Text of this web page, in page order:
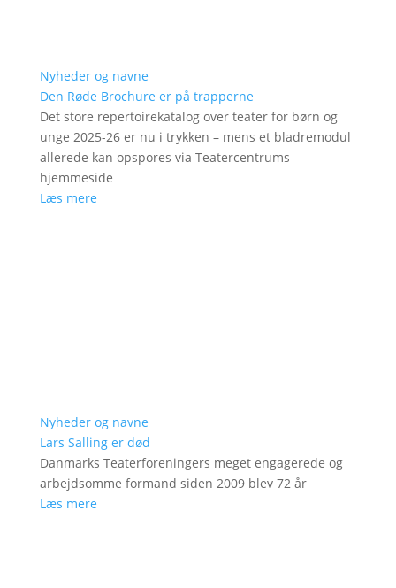
Nyheder og navne
Den Røde Brochure er på trapperne
Det store repertoirekatalog over teater for børn og
unge 2025-26 er nu i trykken – mens et bladremodul
allerede kan opspores via Teatercentrums
hjemmeside
Læs mere
Nyheder og navne
Lars Salling er død
Danmarks Teaterforeningers meget engagerede og
arbejdsomme formand siden 2009 blev 72 år
Læs mere